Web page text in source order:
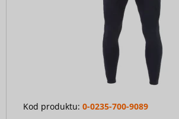
Kod produktu: 0-0235-700-9089